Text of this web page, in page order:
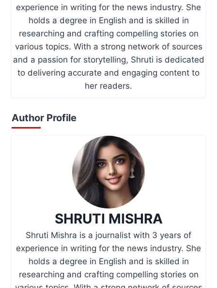
experience in writing for the news industry. She
holds a degree in English and is skilled in
researching and crafting compelling stories on
various topics. With a strong network of sources
and a passion for storytelling, Shruti is dedicated
to delivering accurate and engaging content to
her readers.
Author Profile
SHRUTI MISHRA
Shruti Mishra is a journalist with 3 years of
experience in writing for the news industry. She
holds a degree in English and is skilled in
researching and crafting compelling stories on